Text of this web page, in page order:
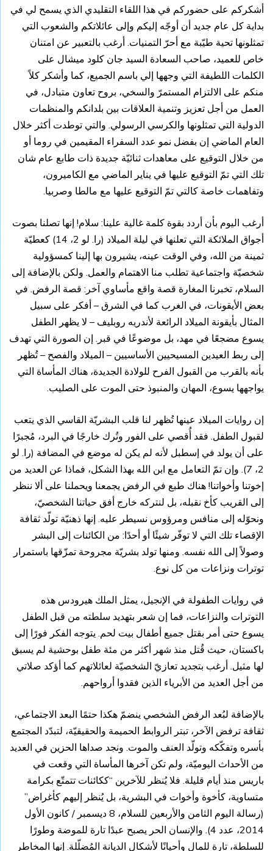
أشكركم على حضوركم في هذا اللقاء التقليدي الذي يسمح لي في
بداية كل عام جديد أن أوجّه إليكم وإلى عائلاتكم والشعوب التي
تمثلونها تحية طيّبة مع أحرّ التمنيات. أرغب بالتعبير عن امتنان
خاص للعميد، صاحب السعادة السيد جان كلود ميشال على
الكلمات اللطيفة التي وجهها إلي باسم الجميع، كما وأشكر كلاً
منكم على الالتزام المستمرّ والسخي، بروح تعاون متبادل، في
العمل من أجل تعزيز وتنمية العلاقات بين بلدانكم والمنظمات
الدولية التي تمثلونها والكرسي الرسولي. والتي توطدت أكثر خلال
العام الماضي إن بفضل نمو عدد السفراء المقيمين في روما أو
من خلال التوقيع على معاهدات ثنائيّة جديدة ذات طابع عام شان
تلك التي تمّ التوقيع عليها في يناير الماضي مع الكاميرون،
وتفاهمات خاصة كالتي تمّ التوقيع عليها مع مالطا وصربيا.
أرغب اليوم بأن أردد بقوة كلمة غالية علينا: سلام! إنها تصلنا بصوت
أجواق الملائكة التي تعلنها في ليلة الميلاد (را. لو 2، 14) كعطيّة
ثمينة من الله، وفي الوقت عينه، يشيرون بها إلينا كمسؤولية
شخصيّة واجتماعية تطلب منا الاهتمام والعمل. ولكن بالإضافة إلى
السلام، تخبرنا المغارة قصة واقع مأساوي آخر: قصة الرفض. في
بعض الأيقونات، في الغرب كما في الشرق – أفكر على سبيل
المثال بأيقونة الميلاد الرائعة لأندريه روبليف – لا يظهر الطفل
يسوع مضجعًا في مهد، بل موضوعًا في قبر. إن الصورة التي تهدف
إلى ربط العيدين المسيحيين الأساسيين – الميلاد والفصح – تُظهر
بأنه بالقرب من القبول الفرح للولادة الجديدة، هناك المأساة التي
يواجهها يسوع، المهان والمنبوذ حتى الموت على الصليب.
إن روايات الميلاد عينها تُظهر لنا قلب البشريّة القاسي الذي يتعب
لقبول الطفل. فقد أُقصي على الفور وتُرك خارجًا في البرد، مُجبرًا
على أن يولد في إسطبل لأنه لم يكن له موضع في المضافة (را. لو
2، 7). وإن تمّ التعامل مع ابن الله بهذا الشكل، فماذا عن العديد من
إخوتنا وأخواتنا! هناك طبع في الرفض يجمعنا ويحملنا على ألا ننظر
إلى القريب كأخ نقبله، بل لنتركه خارج أفق حياتنا الشخصيّ،
ونحوّله إلى منافس ومرؤوس نسيطر عليه. إنها ذهنيّة تولّد ثقافة
الإقصاء تلك التي لا توفّر شيئًا أو أحدًا: من الكائنات إلى البشر
وصولاً إلى الله نفسه. ومنها تولد بشريّة مجروحة تمزّقها باستمرار
توترات ونزاعات من كل نوع.
في روايات الطفولة في الإنجيل، يمثل الملك هيرودس هذه
التوترات والنزاعات، فما إن شعر بتهديد سلطته من قبل الطفل
يسوع حتى أمر بقتل جميع أطفال بيت لحم. يتوجه الفكر فورًا إلى
باكستان، حيث قُتل منذ شهر أكثر من مئة طفل بوحشية لم يسبق
لها مثيل. أرغب بتجديد تعازيّ الشخصيّة لعائلاتهم كما أؤكد صلاتي
من أجل العديد من الأبرياء الذين فقدوا أرواحهم.
بالإضافة لبُعد الرفض الشخصي ينضمّ هكذا حتمًا البعد الاجتماعي،
ثقافة ترفض الآخر، تبتر الروابط الحميمة والحقيقيّة، لتبدّد المجتمع
بأسره وتفكّكه وتولّد العنف والموت. ونجد صداها الحزين في العديد
من الأحداث اليوميّة، ولم تكن آخرها المأساة التي وقعت في
باريس منذ أيام قليلة. فلا يُنظر للآخرين “ككائنات تتمتّع بكرامة
متساوية، كأخوة وأخوات في البشرية، بل يُنظر إليهم كأغراض”
(رسالة اليوم الثامن والأربعين للسلام، 8 ديسمبر / كانون الأول
2014، عدد 4). والإنسان الحر يصبح عبدًا تارة للموضة وطورًا
للسلطة، تارة للمال وأحيانًا لأشكال الديانة المُضلّلة. إنها المخاطر